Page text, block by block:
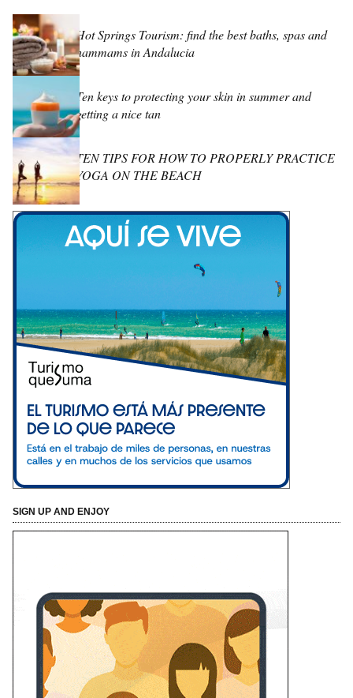
Hot Springs Tourism: find the best baths, spas and
hammams in Andalucia
Ten keys to protecting your skin in summer and
getting a nice tan
TEN TIPS FOR HOW TO PROPERLY PRACTICE
YOGA ON THE BEACH
SIGN UP AND ENJOY